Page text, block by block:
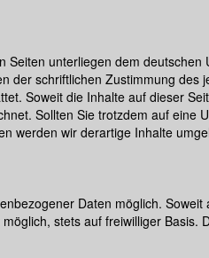
unterliegen dem
schriftlichen Zustimmung
Soweit die Inhalte auf dieser
Sollten Sie trotzdem auf eine
werden wir derartige Inhalte
Daten möglich.
stets auf freiwilliger